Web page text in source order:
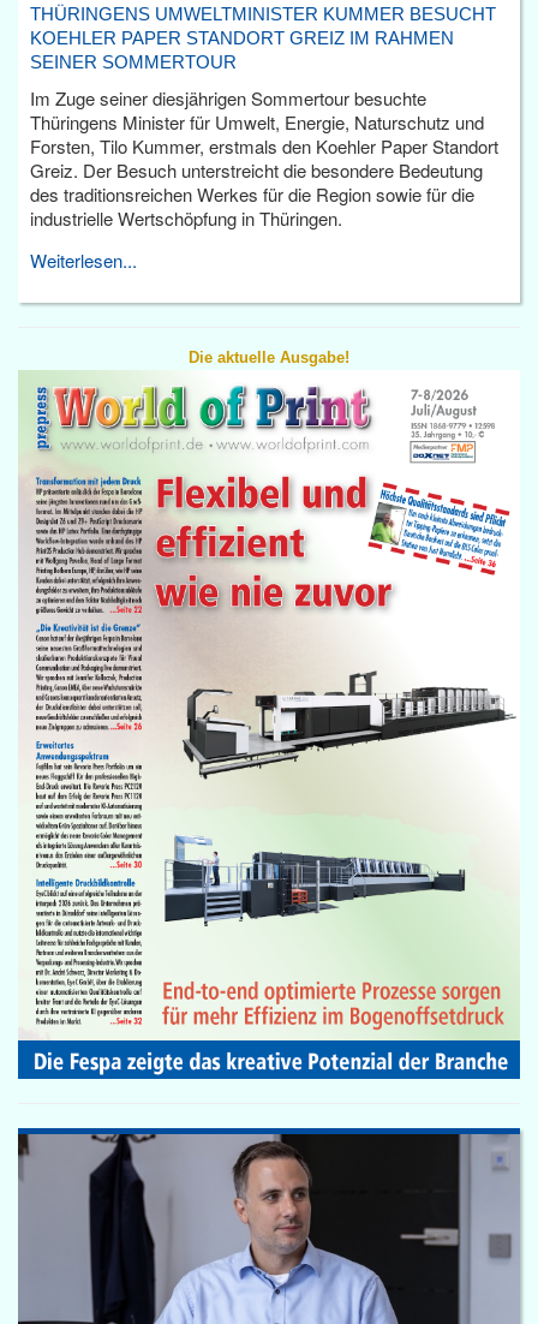
THÜRINGENS UMWELTMINISTER KUMMER BESUCHT
KOEHLER PAPER STANDORT GREIZ IM RAHMEN
SEINER SOMMERTOUR
Im Zuge seiner diesjährigen Sommertour besuchte
Thüringens Minister für Umwelt, Energie, Naturschutz und
Forsten, Tilo Kummer, erstmals den Koehler Paper Standort
Greiz. Der Besuch unterstreicht die besondere Bedeutung
des traditionsreichen Werkes für die Region sowie für die
industrielle Wertschöpfung in Thüringen.
Weiterlesen...
Die aktuelle Ausgabe!